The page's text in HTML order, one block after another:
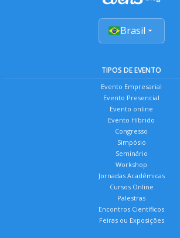
Brasil
TIPOS DE EVENTO
Evento Empresarial
Evento Presencial
Evento online
Evento Híbrido
Congresso
Simpósio
Seminário
Workshop
Jornadas Acadêmicas
Cursos Online
Palestras
Encontros Científicos
Feiras ou Exposições